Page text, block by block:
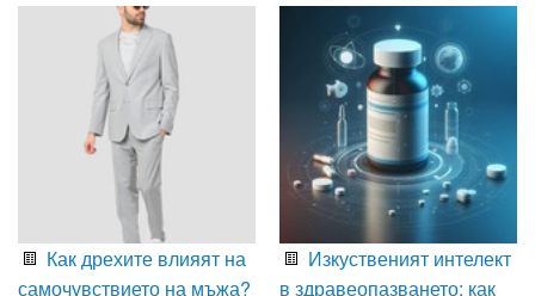
Как дрехите влияят на
самочувствието на мъжа?
Изкуственият интелект
в здравеопазването: как